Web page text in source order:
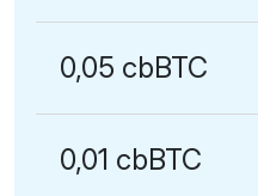
0,05 cbBTC
0,01 cbBTC